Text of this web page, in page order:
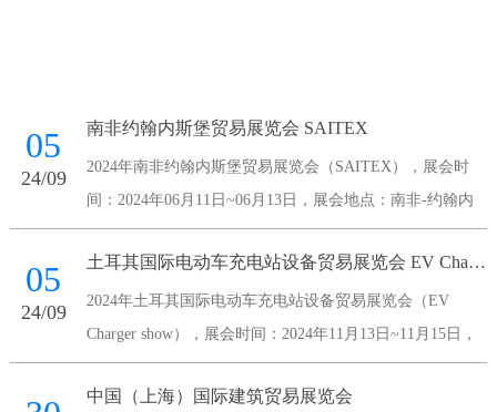
05
24/09
南非约翰内斯堡贸易展览会 SAITEX
2024年南非约翰内斯堡贸易展览会（SAITEX），展会时
间：2024年06月11日~06月13日，展会地点：南非-约翰内
斯堡-Maude Street Sandown 2196 South Africa-南非桑顿会议
中心，主办方：南非国家展览
05
24/09
土耳其国际电动车充电站设备贸易展览会 EV Charger show
2024年土耳其国际电动车充电站设备贸易展览会（EV
Charger show），展会时间：2024年11月13日~11月15日，
展会地点：土耳其-伊斯坦布尔-伊斯坦布尔展览中心，主办
方：Voli Fuar Hizmetleri A.S.
中国（上海）国际建筑贸易展览会